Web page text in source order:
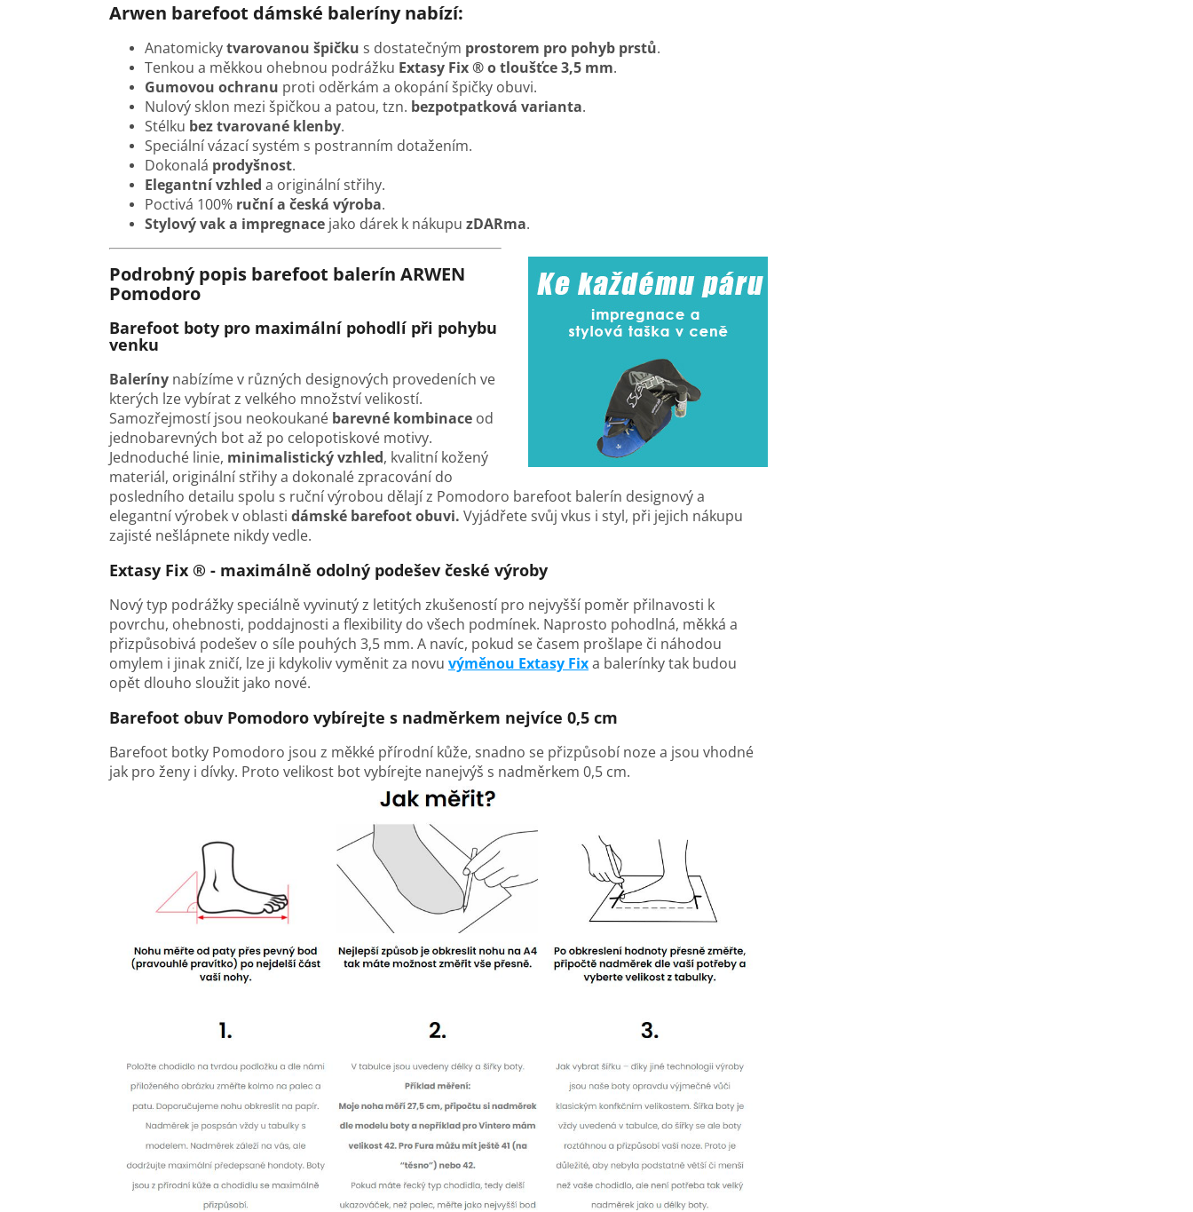
Arwen barefoot dámské baleríny nabízí:
Anatomickytvarovanou špičku s dostatečným prostorem pro pohyb prstů.
Tenkou a měkkou ohebnou podrážku Extasy Fix ® o tloušťce 3,5 mm.
Gumovou ochranu proti oděrkám a okopání špičky obuvi.
Nulový sklon mezi špičkou a patou, tzn. bezpotpatková varianta.
Stélku bez tvarované klenby.
Speciální vázací systém s postranním dotažením.
Dokonalá prodyšnost.
Elegantní vzhled a originální střihy.
Poctivá 100% ruční a česká výroba.
Stylový vak a impregnace jako dárek k nákupu zDARma.
Podrobný popis barefoot balerín ARWEN
Pomodoro
Barefoot boty pro maximální pohodlí při pohybu
venku
Baleríny nabízíme v různých designových provedeních ve
kterých lze vybírat z velkého množství velikostí.
Samozřejmostí jsou neokoukané barevné kombinace od
jednobarevných bot až po celopotiskové motivy.
Jednoduché linie, minimalistický vzhled, kvalitní kožený
materiál, originální střihy a dokonalé zpracování do
posledního detailu spolu s ruční výrobou dělají z Pomodoro barefoot balerín designový a
elegantní výrobek v oblasti dámské barefoot obuvi. Vyjádřete svůj vkus i styl, při jejich nákupu
zajisté nešlápnete nikdy vedle.
Extasy Fix ® - maximálně odolný podešev české výroby
Nový typ podrážky speciálně vyvinutý z letitých zkušeností pro nejvyšší poměr přilnavosti k
povrchu, ohebnosti, poddajnosti a flexibility do všech podmínek. Naprosto pohodlná, měkká a
přizpůsobivá podešev o síle pouhých 3,5 mm. A navíc, pokud se časem prošlape či náhodou
omylem i jinak zničí, lze ji kdykoliv vyměnit za novu výměnou Extasy Fixa balerínky tak budou
opět dlouho sloužit jako nové.
Barefoot obuv Pomodoro vybírejte s nadměrkem nejvíce 0,5 cm
Barefoot botky Pomodoro jsou z měkké přírodní kůže, snadno se přizpůsobí noze a jsou vhodné
jak pro ženy i dívky. Proto velikost bot vybírejte nanejvýš s nadměrkem 0,5 cm.